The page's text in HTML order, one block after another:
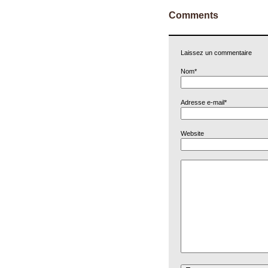
Comments
Laissez un commentaire
Nom*
Adresse e-mail*
Website